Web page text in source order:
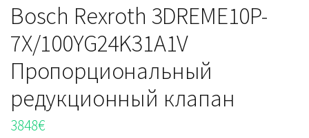
Bosch Rexroth 3DREME10P-
7X/100YG24K31A1V
Пропорциональный
редукционный клапан
3848€